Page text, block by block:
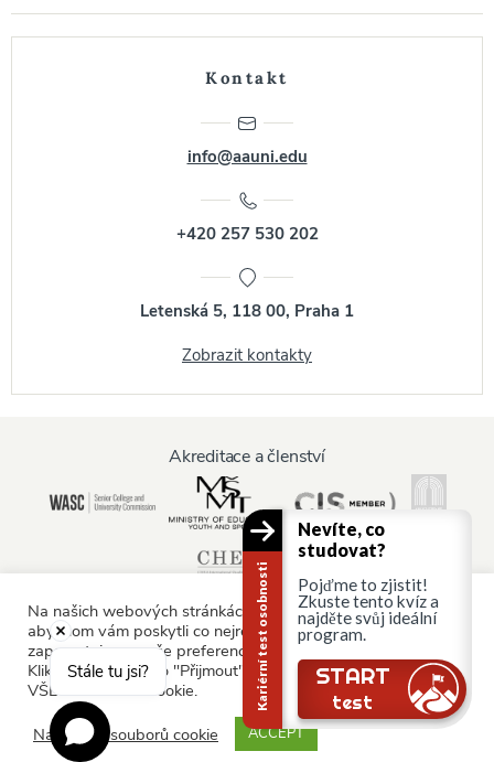
Kontakt
info@aauni.edu
+420 257 530 202
Letenská 5, 118 00, Praha 1
Zobrazit kontakty
Akreditace a členství
Informace pro:
Rodiče a rodina
© AAU Prague 2015 - 2026 All rights reserved.
Na našich webových stránkách používáme soubory cookie,
abychom vám poskytli co nejrelevantnější služby tím, že si
zapamatujeme vaše preference a opakované návštěvy.
Kliknutím na tlačítko "Přijmout" souhlasíte s používáním
VŠECH souborů cookie.
Nastavení souborů cookie
ACCEPT
Kariérní test osobnosti
Nevíte, co
studovat?
Pojďme to zjistit!
Zkuste tento kvíz a
najděte svůj ideální
program.
START
test
Stále tu jsi?